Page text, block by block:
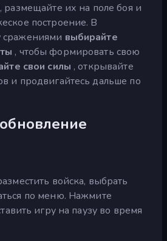
размещайте их на поле боя и
построение. В
выбирайте
, чтобы формировать свою
свои силы , открывайте
и продвигайтесь дальше по
войска, выбрать
по меню. Нажмите
игру на паузу во время